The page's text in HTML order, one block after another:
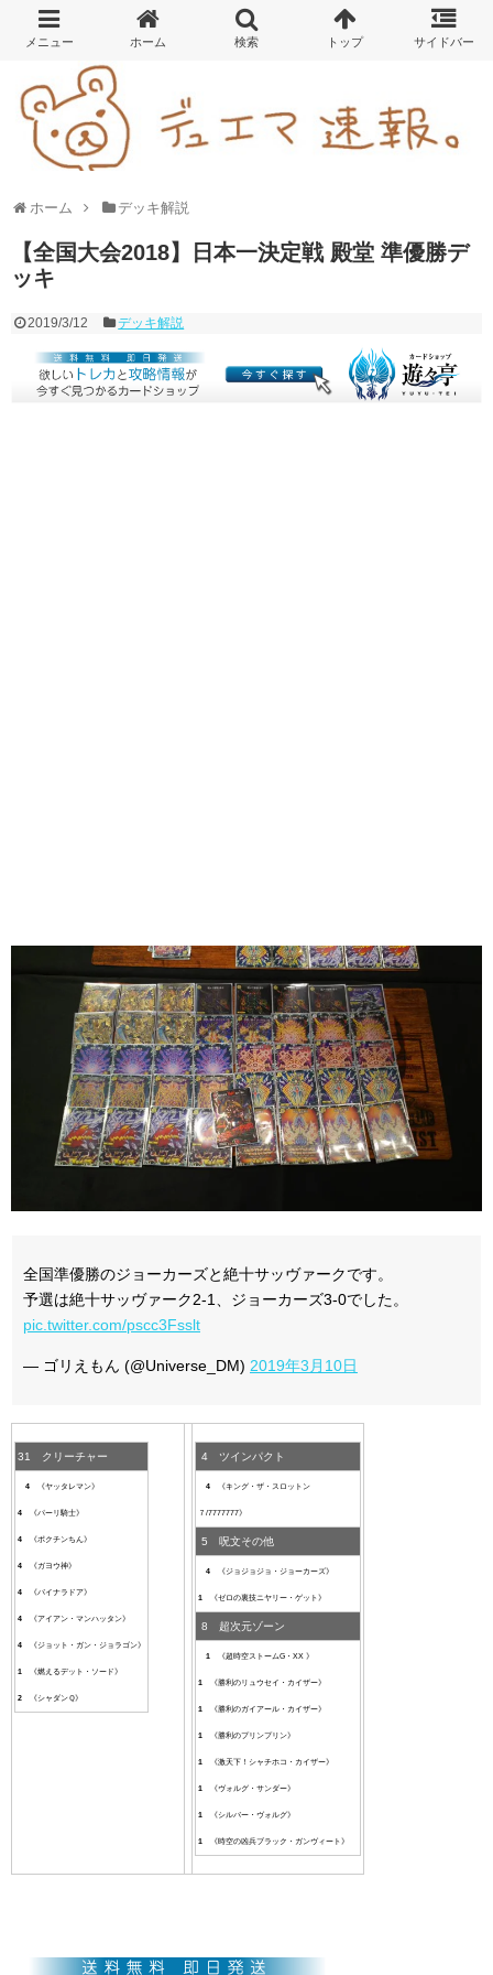
ホーム デッキ解説
【全国大会2018】日本一決定戦 殿堂 準優勝デ
ッキ
2019/3/12 デッキ解説
全国準優勝のジョーカーズと絶十サッヴァークです。
予選は絶十サッヴァーク2-1、ジョーカーズ3-0でした。
pic.twitter.com/pscc3Fsslt
— ゴリえもん (@Universe_DM) 2019年3月10日
31 クリーチャー
4 《ヤッタレマン》
4 《パーリ騎士》
4 《ポクチンちん》
4 《ガヨウ神》
4 《バイナラドア》
4 《アイアン・マンハッタン》
4 《ジョット・ガン・ジョラゴン》
1 《燃えるデット・ソード》
2 《シャダンＱ》
4 ツインパクト
4 《キング・ザ・スロットン
７/7777777》
5 呪文その他
4 《ジョジョジョ・ジョーカーズ》
1 《ゼロの裏技ニヤリー・ゲット》
8 超次元ゾーン
1 《超時空ストームG・XX 》
1 《勝利のリュウセイ・カイザー》
1 《勝利のガイアール・カイザー》
1 《勝利のプリンプリン》
1 《激天下！シャチホコ・カイザー》
1 《ヴォルグ・サンダー》
1 《シルバー・ヴォルグ》
1 《時空の凶兵ブラック・ガンヴィート》